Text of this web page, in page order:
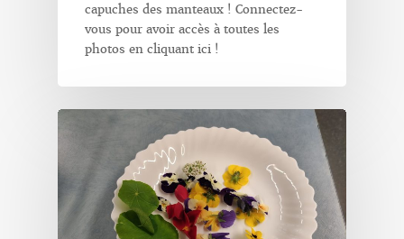
capuches des manteaux ! Connectez-
vous pour avoir accès à toutes les
photos en cliquant ici !